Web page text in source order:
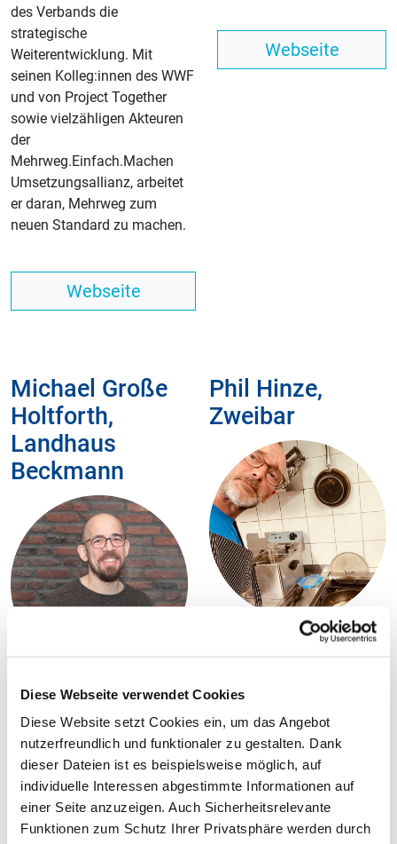
Diese Webseite verwendet Cookies
Diese Website setzt Cookies ein, um das Angebot
nutzerfreundlich und funktionaler zu gestalten. Dank
dieser Dateien ist es beispielsweise möglich, auf
individuelle Interessen abgestimmte Informationen auf
einer Seite anzuzeigen. Auch Sicherheitsrelevante
Funktionen zum Schutz Ihrer Privatsphäre werden durch
des Verbands die
strategische
Weiterentwicklung. Mit
seinen Kolleg:innen des WWF
und von Project Together
sowie vielzähligen Akteuren
der
Mehrweg.Einfach.Machen
Umsetzungsallianz, arbeitet
er daran, Mehrweg zum
neuen Standard zu machen.
Webseite
Webseite
Michael Große
Holtforth,
Landhaus
Beckmann
Die Themen Nachhaltigkeit
und vegane Ernährung
spielen im Landhaus
Beckmann eine wichtige
Rolle. Sie haben mit ihrer
veganen Küche klein
angefangen und das Thema
Phil Hinze,
Zweibar
Phil Hinze betreibt seit über
setzen sich für eine
nachhaltige Gastronomie
ein. Sie verstehen
Nachhaltigkeit nicht nur in
Bezug auf regionale
Lieferanten und saisonale